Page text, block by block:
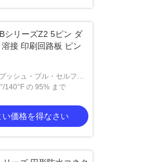
シリーズZ2 5ピン ダ
接 印刷回路板 ピン
ッシュ・プル・セルフ・
140°F の 95% まで
い価格を得なさい